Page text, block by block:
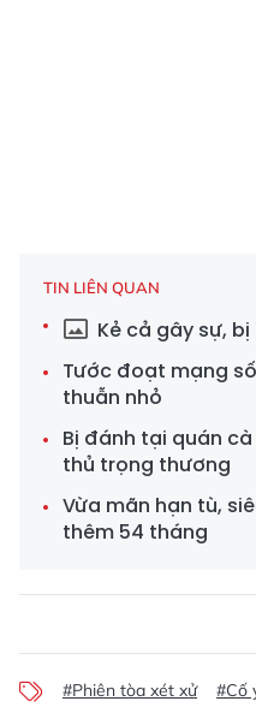
TIN LIÊN QUAN
Kẻ cả gây sự,
Tước đoạt mạng
thuẫn nhỏ
Bị đánh tại quán
thủ trọng thương
Vừa mãn hạn tù,
thêm 54 tháng
#Phiên tòa xét xử #Cố